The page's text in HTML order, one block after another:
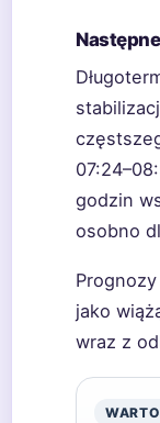
godzin
osobno
jako
wraz z